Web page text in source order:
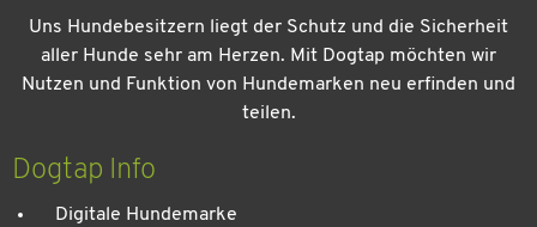
Uns Hundebesitzern liegt der Schutz und die Sicherheit
aller Hunde sehr am Herzen. Mit Dogtap möchten wir
Nutzen und Funktion von Hundemarken neu erfinden und
teilen.
Dogtap Info
Digitale Hundemarke